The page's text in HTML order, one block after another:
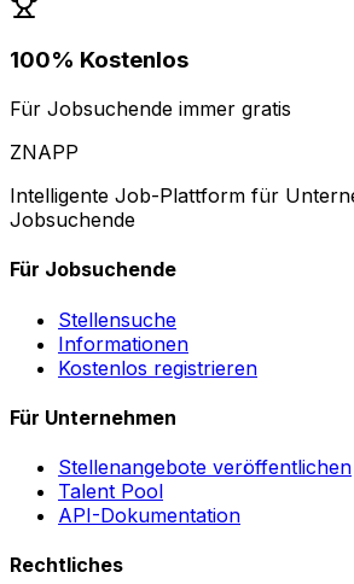
100% Kostenlos
Für Jobsuchende immer gratis
ZNAPP
Intelligente Job-Plattform für
Jobsuchende
Für Jobsuchende
Stellensuche
Informationen
Kostenlos registrieren
Für Unternehmen
Stellenangebote veröffentlichen
Talent Pool
API-Dokumentation
Rechtliches